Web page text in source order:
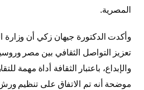
المصرية.
وأكدت الدكتورة جيهان زكي أن وزارة
تعزيز التواصل الثقافي بين مصر
والإبداع، باعتبار الثقافة أداة مهمة
موضحة أنه تم الاتفاق على تنظيم